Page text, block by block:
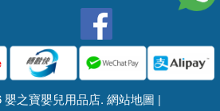
嬰之寶嬰兒用品店. 網站地圖 |